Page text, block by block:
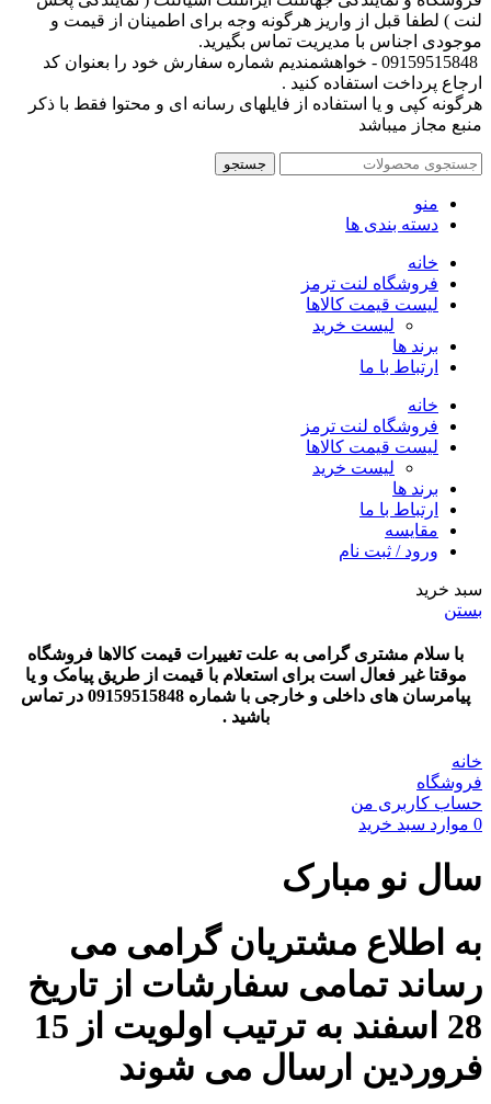
لنت ) لطفا قبل از واریز هرگونه وجه برای اطمینان از قیمت و
موجودی اجناس با مدیریت تماس بگیرید.
09159515848 - خواهشمندیم شماره سفارش خود را بعنوان کد
ارجاع پرداخت استفاده کنید .
هرگونه کپی و یا استفاده از فایلهای رسانه ای و محتوا فقط با ذکر
منبع مجاز میباشد
جستجو
منو
دسته بندی ها
خانه
فروشگاه لنت ترمز
لیست قیمت کالاها
لیست خرید
برند ها
ارتباط با ما
خانه
فروشگاه لنت ترمز
لیست قیمت کالاها
لیست خرید
برند ها
ارتباط با ما
مقایسه
ورود / ثبت نام
سبد خرید
بستن
با سلام مشتری گرامی به علت تغییرات قیمت کالاها فروشگاه
موقتا غیر فعال است برای استعلام با قیمت از طریق پیامک و یا
پیامرسان های داخلی و خارجی با شماره 09159515848 در تماس
باشید .
خانه
فروشگاه
حساب کاربری من
0 موارد سبد خرید
سال نو مبارک
به اطلاع مشتریان گرامی می
رساند تمامی سفارشات از تاریخ
28 اسفند به ترتیب اولویت از 15
فروردین ارسال می شوند